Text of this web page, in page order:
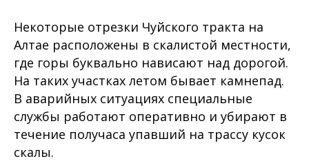
Некоторые отрезки Чуйского тракта на
Алтае расположены в скалистой местности,
где горы буквально нависают над дорогой.
На таких участках летом бывает камнепад.
В аварийных ситуациях специальные
службы работают оперативно и убирают в
течение получаса упавший на трассу кусок
скалы.